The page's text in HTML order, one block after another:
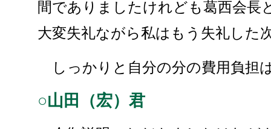
間でありましたけれども葛西会長
大変失礼ながら私はもう失礼した
しっかりと自分の分の費用負担
○山田（宏）君